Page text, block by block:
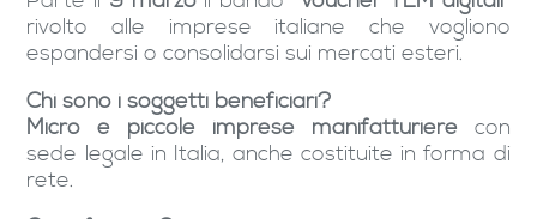
rivolto alle imprese italiane che vogliono
espandersi o consolidarsi sui mercati esteri.
Chi sono i soggetti beneficiari?
Micro e piccole imprese manifatturiere con
sede legale in Italia, anche costituite in forma di
rete.